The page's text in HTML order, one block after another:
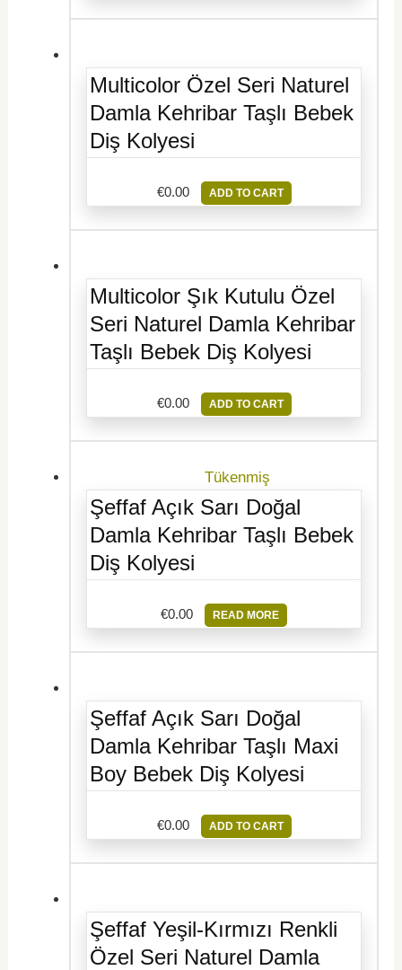
Multicolor Özel Seri Naturel
Damla Kehribar Taşlı Bebek
Diş Kolyesi
€0.00 ADD TO CART
Multicolor Şık Kutulu Özel
Seri Naturel Damla Kehribar
Taşlı Bebek Diş Kolyesi
€0.00 ADD TO CART
Tükenmiş
Şeffaf Açık Sarı Doğal
Damla Kehribar Taşlı Bebek
Diş Kolyesi
€0.00 READ MORE
Şeffaf Açık Sarı Doğal
Damla Kehribar Taşlı Maxi
Boy Bebek Diş Kolyesi
€0.00 ADD TO CART
Şeffaf Yeşil-Kırmızı Renkli
Özel Seri Naturel Damla